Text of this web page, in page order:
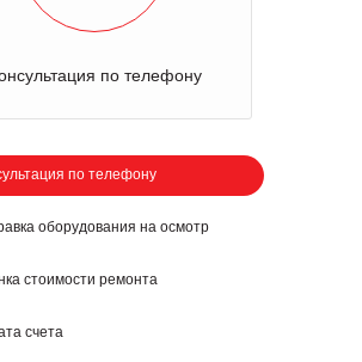
по телефону
по телефону
оборудования на осмотр
стоимости ремонта
счета